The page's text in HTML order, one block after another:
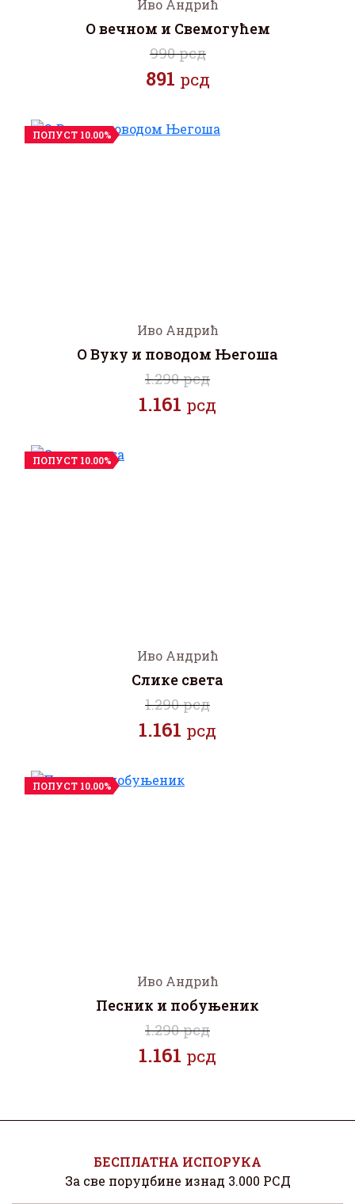
Иво Андрић
О вечном и Свемогућем
990 рсд
891 рсд
ПОПУСТ 10.00%
Иво Андрић
О Вуку и поводом Његоша
1.290 рсд
1.161 рсд
ПОПУСТ 10.00%
Иво Андрић
Слике света
1.290 рсд
1.161 рсд
ПОПУСТ 10.00%
Иво Андрић
Песник и побуњеник
1.290 рсд
1.161 рсд
БЕСПЛАТНА ИСПОРУКА
За све поруџбине изнад 3.000 РСД